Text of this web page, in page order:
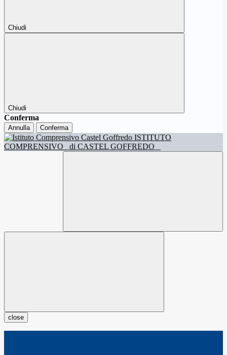
Chiudi
Chiudi
Conferma
Annulla Conferma
ISTITUTO
COMPRENSIVO
di CASTEL GOFFREDO
close